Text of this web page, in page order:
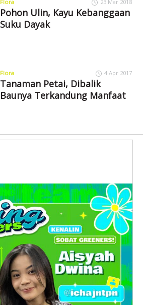
Flora 23 Mar 2018
Pohon Ulin, Kayu Kebanggaan
Suku Dayak
Flora 4 Apr 2017
Tanaman Petai, Dibalik
Baunya Terkandung Manfaat